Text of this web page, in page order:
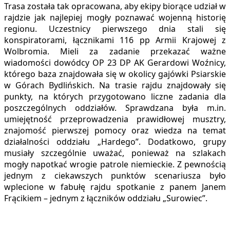
Trasa została tak opracowana, aby ekipy biorące udział w
rajdzie jak najlepiej mogły poznawać wojenną historię
regionu. Uczestnicy pierwszego dnia stali się
konspiratorami, łącznikami 116 pp Armii Krajowej z
Wolbromia. Mieli za zadanie przekazać ważne
wiadomości dowódcy OP 23 DP AK Gerardowi Woźnicy,
którego baza znajdowała się w okolicy gajówki Psiarskie
w Górach Bydlińskich. Na trasie rajdu znajdowały się
punkty, na których przygotowano liczne zadania dla
poszczególnych oddziałów. Sprawdzana była m.in.
umiejętność przeprowadzenia prawidłowej musztry,
znajomość pierwszej pomocy oraz wiedza na temat
działalności oddziału „Hardego”. Dodatkowo, grupy
musiały szczególnie uważać, ponieważ na szlakach
mogły napotkać wrogie patrole niemieckie. Z pewnością
jednym z ciekawszych punktów scenariusza było
wplecione w fabułę rajdu spotkanie z panem Janem
Frącikiem – jednym z łączników oddziału „Surowiec”.